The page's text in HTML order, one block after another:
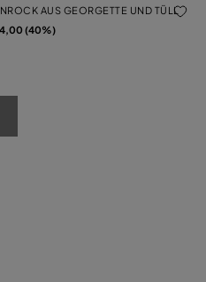
AUS GEORGETTE UND TÜLL
(40%)